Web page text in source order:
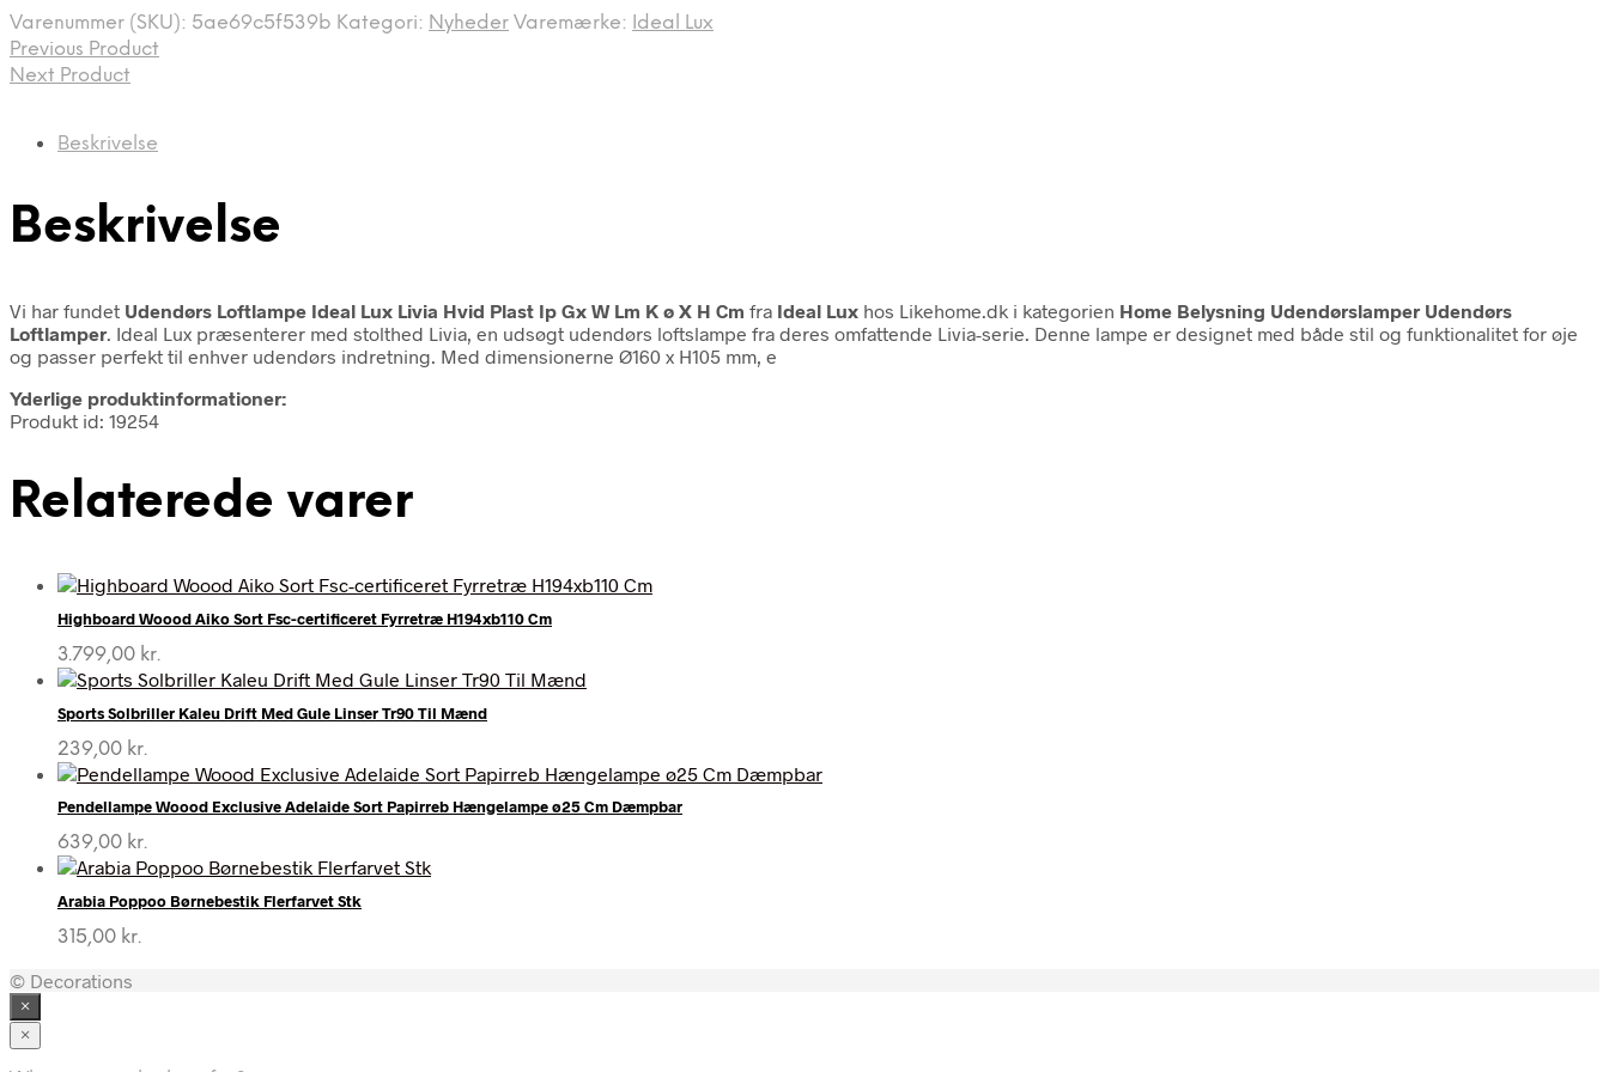
679,00 kr..565,00 kr..
Varenummer (SKU): 5ae69c5f539b Kategori: Nyheder Varemærke: Ideal Lux
Previous Product
Next Product
Beskrivelse
Beskrivelse
Vi har fundet Udendørs Loftlampe Ideal Lux Livia Hvid Plast Ip Gx W Lm K ø X H Cm fra Ideal Lux hos Likehome.dk i kategorien Home Belysning Udendørslamper Udendørs
Loftlamper . Ideal Lux præsenterer med stolthed Livia, en udsøgt udendørs loftslampe fra deres omfattende Livia-serie. Denne lampe er designet med både stil og funktionalitet for øje
og passer perfekt til enhver udendørs indretning. Med dimensionerne Ø160 x H105 mm, e
Yderlige produktinformationer:
Produkt id: 19254
Relaterede varer
Highboard Woood Aiko Sort Fsc-certificeret Fyrretræ H194xb110 Cm
3.799,00 kr.
Sports Solbriller Kaleu Drift Med Gule Linser Tr90 Til Mænd
239,00 kr.
Pendellampe Woood Exclusive Adelaide Sort Papirreb Hængelampe ø25 Cm Dæmpbar
639,00 kr.
Arabia Poppoo Børnebestik Flerfarvet Stk
315,00 kr.
© Decorations
×
×